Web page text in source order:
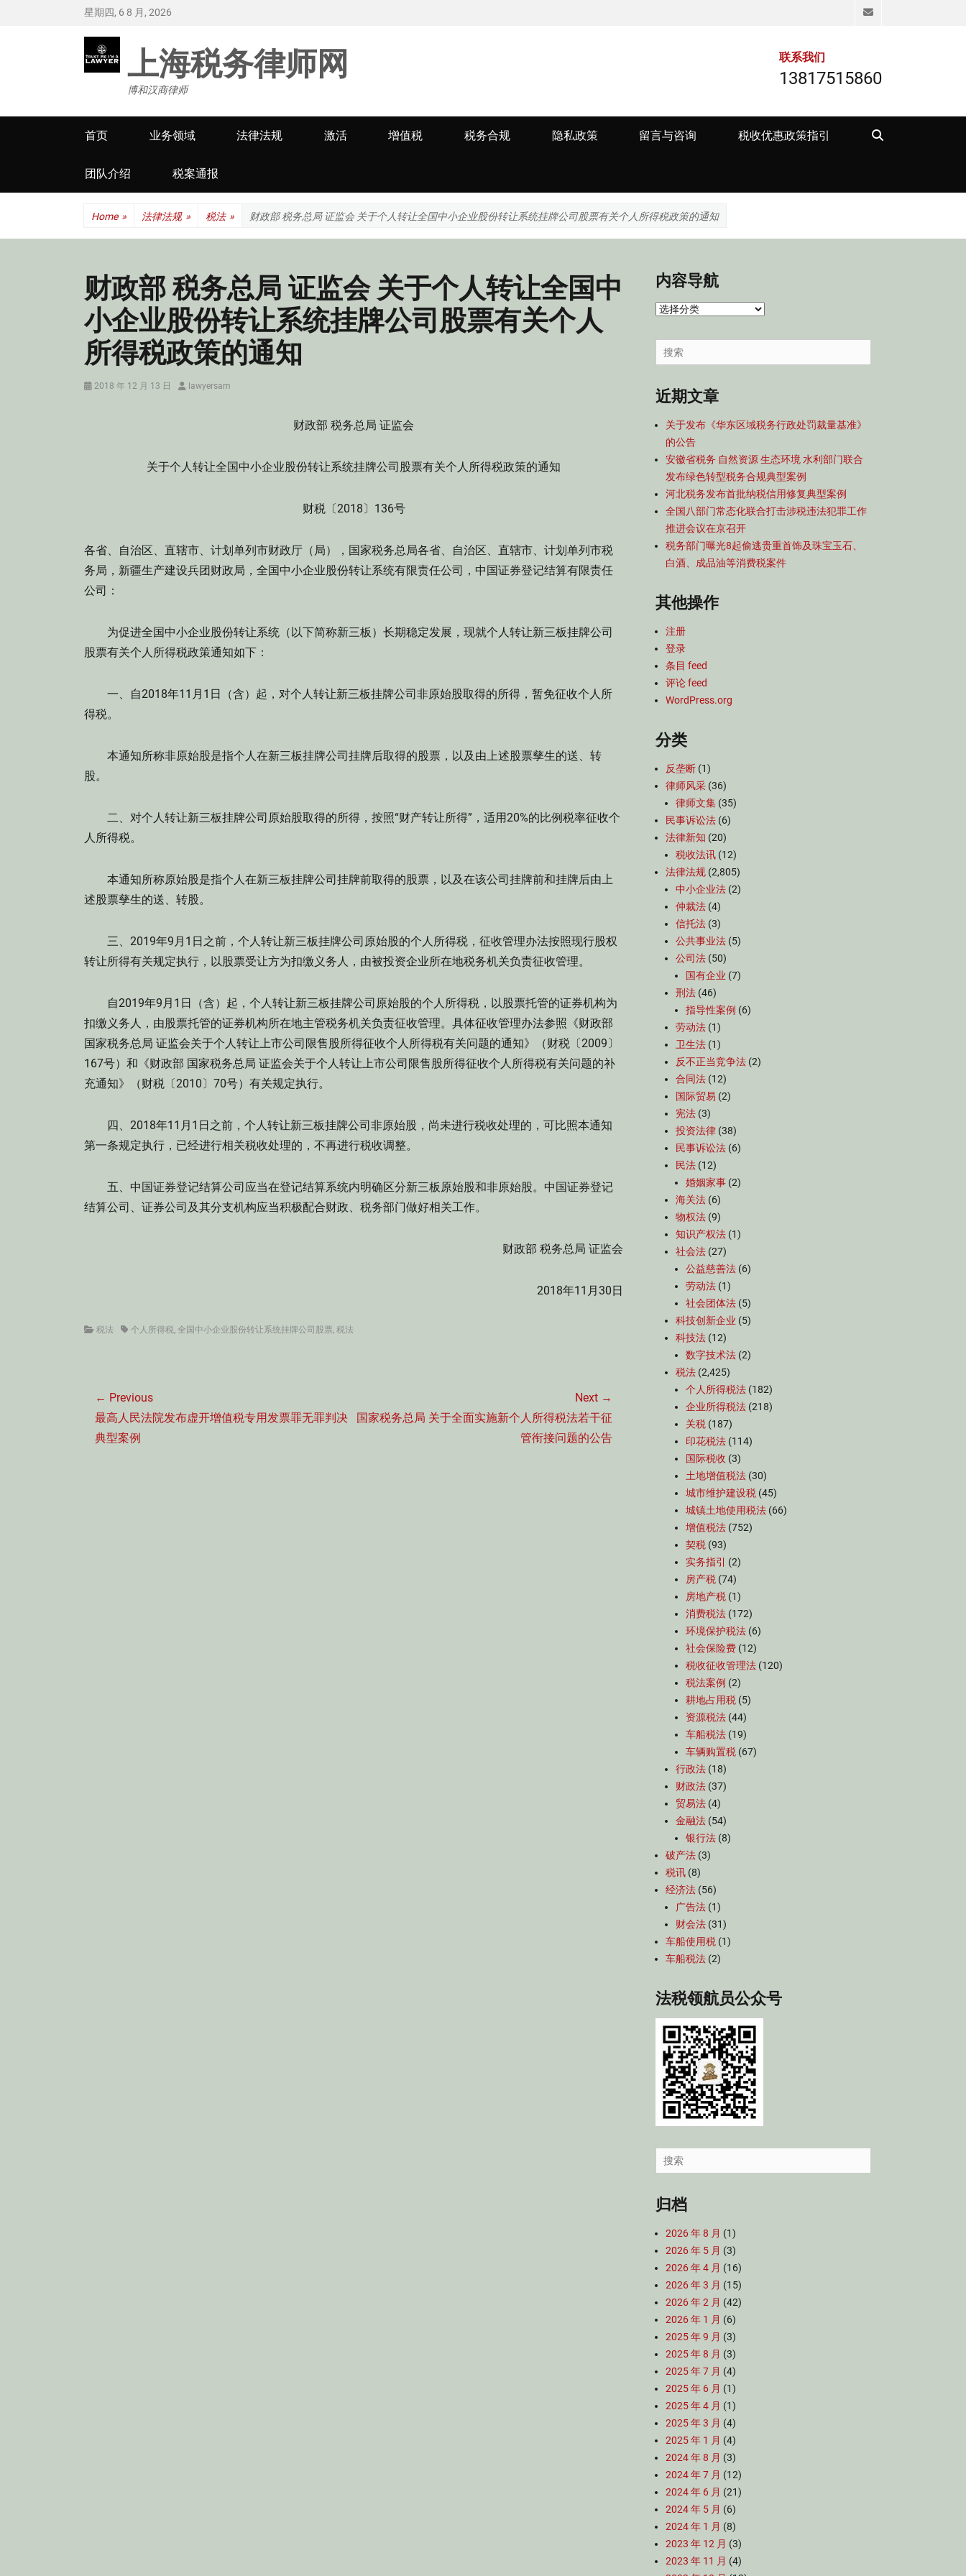
星期四, 6 8 月, 2026 Email
上海税务律师网
博和汉商律师
联系我们
13817515860
Primary
menu
首页 业务领域 法律法规 激活 增值税 税务合规 隐私政策 留言与咨询 税收优惠政策指引
团队介绍 税案通报
Home » 法律法规 » 税法 » 财政部 税务总局 证监会 关于个人转让全国中小企业股份转让系统挂牌公司股票有关个人所得税政策的通知
财政部 税务总局 证监会 关于个人转让全国中
小企业股份转让系统挂牌公司股票有关个人
所得税政策的通知
Posted
2018 年 12 月 13 日 Authorlawyersam
财政部 税务总局 证监会
关于个人转让全国中小企业股份转让系统挂牌公司股票有关个人所得税政策的通知
财税〔2018〕136号
各省、自治区、直辖市、计划单列市财政厅（局），国家税务总局各省、自治区、直辖市、计划单列市税
务局，新疆生产建设兵团财政局，全国中小企业股份转让系统有限责任公司，中国证券登记结算有限责任
公司：
为促进全国中小企业股份转让系统（以下简称新三板）长期稳定发展，现就个人转让新三板挂牌公司
股票有关个人所得税政策通知如下：
一、自2018年11月1日（含）起，对个人转让新三板挂牌公司非原始股取得的所得，暂免征收个人所
得税。
本通知所称非原始股是指个人在新三板挂牌公司挂牌后取得的股票，以及由上述股票孳生的送、转
股。
二、对个人转让新三板挂牌公司原始股取得的所得，按照“财产转让所得”，适用20%的比例税率征收个
人所得税。
本通知所称原始股是指个人在新三板挂牌公司挂牌前取得的股票，以及在该公司挂牌前和挂牌后由上
述股票孳生的送、转股。
三、2019年9月1日之前，个人转让新三板挂牌公司原始股的个人所得税，征收管理办法按照现行股权
转让所得有关规定执行，以股票受让方为扣缴义务人，由被投资企业所在地税务机关负责征收管理。
自2019年9月1日（含）起，个人转让新三板挂牌公司原始股的个人所得税，以股票托管的证券机构为
扣缴义务人，由股票托管的证券机构所在地主管税务机关负责征收管理。具体征收管理办法参照《财政部
国家税务总局 证监会关于个人转让上市公司限售股所得征收个人所得税有关问题的通知》（财税〔2009〕
167号）和《财政部 国家税务总局 证监会关于个人转让上市公司限售股所得征收个人所得税有关问题的补
充通知》（财税〔2010〕70号）有关规定执行。
四、2018年11月1日之前，个人转让新三板挂牌公司非原始股，尚未进行税收处理的，可比照本通知
第一条规定执行，已经进行相关税收处理的，不再进行税收调整。
五、中国证券登记结算公司应当在登记结算系统内明确区分新三板原始股和非原始股。中国证券登记
结算公司、证券公司及其分支机构应当积极配合财政、税务部门做好相关工作。
财政部 税务总局 证监会
2018年11月30日
Categories
税法 Tags个人所得税, 全国中小企业股份转让系统挂牌公司股票, 税法
章
导
航
← Previous
Previous
post:
最高人民法院发布虚开增值税专用发票罪无罪判决
典型案例
Next →
Next
国家税务总局 关于全面实施新个人所得税法若干征
管衔接问题的公告
内容导航
内
导
航
Search
for:
近期文章
关于发布《华东区域税务行政处罚裁量基准》
的公告
安徽省税务 自然资源 生态环境 水利部门联合
发布绿色转型税务合规典型案例
河北税务发布首批纳税信用修复典型案例
全国八部门常态化联合打击涉税违法犯罪工作
推进会议在京召开
税务部门曝光8起偷逃贵重首饰及珠宝玉石、
白酒、成品油等消费税案件
其他操作
注册
登录
条目 feed
评论 feed
WordPress.org
分类
反垄断 (1)
律师风采 (36)
律师文集 (35)
民事诉讼法 (6)
法律新知 (20)
税收法讯 (12)
法律法规 (2,805)
中小企业法 (2)
仲裁法 (4)
信托法 (3)
公共事业法 (5)
公司法 (50)
国有企业 (7)
刑法 (46)
指导性案例 (6)
劳动法 (1)
卫生法 (1)
反不正当竞争法 (2)
合同法 (12)
国际贸易 (2)
宪法 (3)
投资法律 (38)
民事诉讼法 (6)
民法 (12)
婚姻家事 (2)
海关法 (6)
物权法 (9)
知识产权法 (1)
社会法 (27)
公益慈善法 (6)
劳动法 (1)
社会团体法 (5)
科技创新企业 (5)
科技法 (12)
数字技术法 (2)
税法 (2,425)
个人所得税法 (182)
企业所得税法 (218)
关税 (187)
印花税法 (114)
国际税收 (3)
土地增值税法 (30)
城市维护建设税 (45)
城镇土地使用税法 (66)
增值税法 (752)
契税 (93)
实务指引
(2)
房产税 (74)
房地产税 (1)
消费税法 (172)
环境保护税法 (6)
社会保险费 (12)
税收征收管理法 (120)
税法案例 (2)
耕地占用税 (5)
资源税法 (44)
车船税法 (19)
车辆购置税 (67)
行政法 (18)
财政法 (37)
贸易法 (4)
金融法 (54)
银行法 (8)
破产法 (3)
税讯 (8)
经济法 (56)
广告法 (1)
财会法 (31)
车船使用税 (1)
车船税法 (2)
法税领航员公众号
Search
for:
归档
2026 年 8 月 (1)
2026 年 5 月 (3)
2026 年 4 月 (16)
2026 年 3 月 (15)
2026 年 2 月 (42)
2026 年 1 月 (6)
2025 年 9 月 (3)
2025 年 8 月 (3)
2025 年 7 月 (4)
2025 年 6 月 (1)
2025 年 4 月 (1)
2025 年 3 月 (4)
2025 年 1 月 (4)
2024 年 8 月 (3)
2024 年 7 月 (12)
2024 年 6 月 (21)
2024 年 5 月 (6)
2024 年 1 月 (8)
2023 年 12 月 (3)
2023 年 11 月 (4)